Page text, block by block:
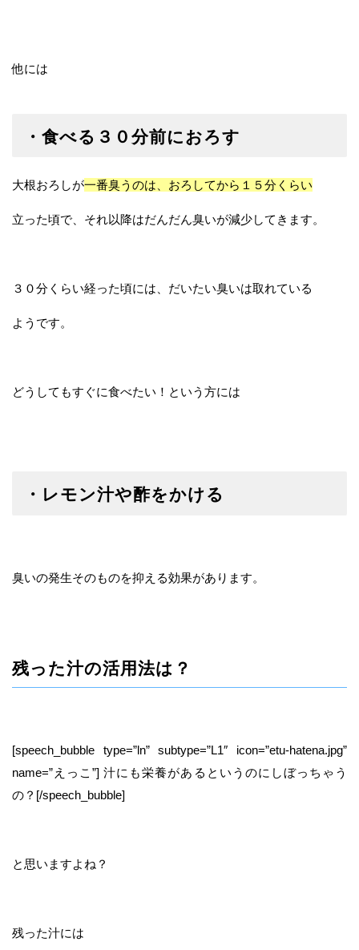
他には
・食べる３０分前におろす
大根おろしが一番臭うのは、おろしてから１５分くらい
立った頃で、それ以降はだんだん臭いが減少してきます。
３０分くらい経った頃には、だいたい臭いは取れている
ようです。
どうしてもすぐに食べたい！という方には
・レモン汁や酢をかける
臭いの発生そのものを抑える効果があります。
残った汁の活用法は？
[speech_bubble type=”ln” subtype=”L1″ icon=”etu-hatena.jpg”
name=”えっこ”] 汁にも栄養があるというのにしぼっちゃう
の？[/speech_bubble]
と思いますよね？
残った汁には